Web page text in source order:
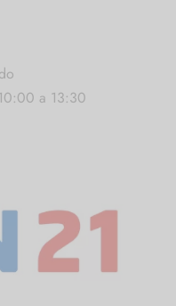
a 13:30